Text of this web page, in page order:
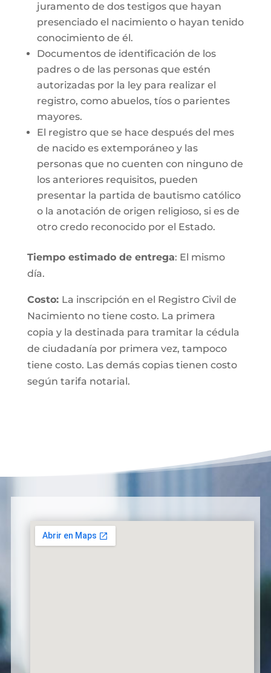
juramento de dos testigos que hayan
presenciado el nacimiento o hayan tenido
conocimiento de él.
Documentos de identificación de los
padres o de las personas que estén
autorizadas por la ley para realizar el
registro, como abuelos, tíos o parientes
mayores.
El registro que se hace después del mes
de nacido es extemporáneo y las
personas que no cuenten con ninguno de
los anteriores requisitos, pueden
presentar la partida de bautismo católico
o la anotación de origen religioso, si es de
otro credo reconocido por el Estado.
Tiempo estimado de entrega: El mismo
día.
Costo: La inscripción en el Registro Civil de
Nacimiento no tiene costo. La primera
copia y la destinada para tramitar la cédula
de ciudadanía por primera vez, tampoco
tiene costo. Las demás copias tienen costo
según tarifa notarial.